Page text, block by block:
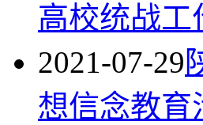
高校统战工
2021-07-29
想信念教育